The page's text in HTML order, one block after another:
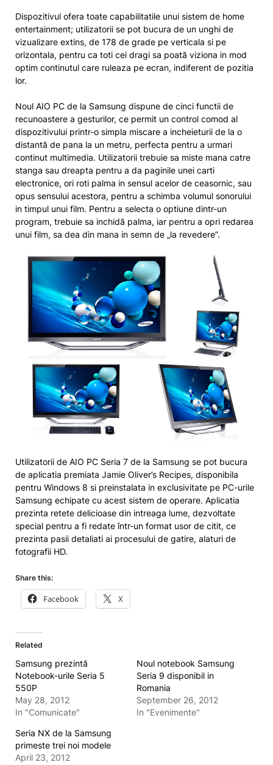
Dispozitivul ofera toate capabilitatile unui sistem de home
entertainment; utilizatorii se pot bucura de un unghi de
vizualizare extins, de 178 de grade pe verticala si pe
orizontala, pentru ca toti cei dragi sa poată viziona in mod
optim continutul care ruleaza pe ecran, indiferent de pozitia
lor.
Noul AIO PC de la Samsung dispune de cinci functii de
recunoastere a gesturilor, ce permit un control comod al
dispozitivului printr-o simpla miscare a incheieturii de la o
distantă de pana la un metru, perfecta pentru a urmari
continut multimedia. Utilizatorii trebuie sa miste mana catre
stanga sau dreapta pentru a da paginile unei carti
electronice, ori roti palma in sensul acelor de ceasornic, sau
opus sensului acestora, pentru a schimba volumul sonorului
in timpul unui film. Pentru a selecta o optiune dintr-un
program, trebuie sa inchidă palma, iar pentru a opri redarea
unui film, sa dea din mana in semn de „la revedere”.
Utilizatorii de AIO PC Seria 7 de la Samsung se pot bucura
de aplicatia premiata Jamie Oliver’s Recipes, disponibila
pentru Windows 8 si preinstalata in exclusivitate pe PC-urile
Samsung echipate cu acest sistem de operare. Aplicatia
prezinta retete delicioase din intreaga lume, dezvoltate
special pentru a fi redate într-un format usor de citit, ce
prezinta pasii detaliati ai procesului de gatire, alaturi de
fotografii HD.
Share this:
Facebook X
Related
Samsung prezintă
Notebook-urile Seria 5
550P
May 28, 2012
In "Comunicate"
Noul notebook Samsung
Seria 9 disponibil in
Romania
September 26, 2012
In "Evenimente"
Seria NX de la Samsung
primeste trei noi modele
April 23, 2012